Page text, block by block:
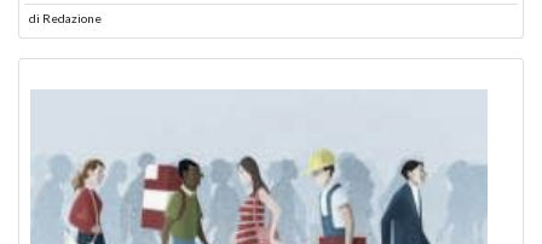
di Redazione